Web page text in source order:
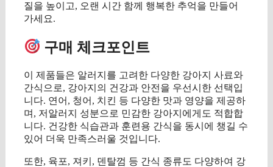
질을 높이고, 오랜 시간 함께 행복한 추억을 만들어
가세요.
구매 체크포인트
이 제품들은 알러지를 고려한 다양한 강아지 사료와
간식으로, 강아지의 건강과 안전을 우선시한 선택입
니다. 연어, 청어, 치킨 등 다양한 맛과 영양을 제공하
며, 저알러지 성분으로 민감한 강아지에게도 적합합
니다. 건강한 식습관과 훈련용 간식을 동시에 챙길 수
있어 더욱 만족스러울 것입니다.
또한, 육포, 져키, 덴탈껌 등 간식 종류도 다양하여 강